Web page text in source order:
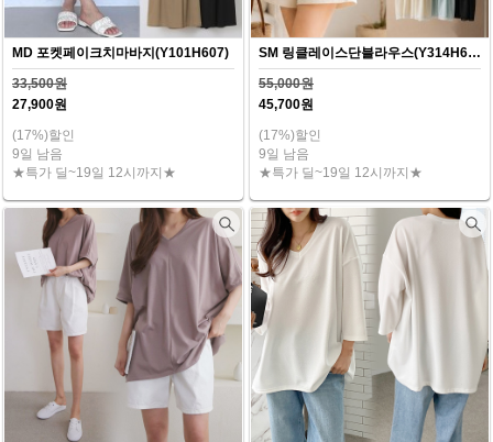
MD 포켓페이크치마바지(Y101H607)
33,500원
27,900원
(17%)할인
9일 남음
★특가 딜~19일 12시까지★
SM 링클레이스단블라우스(Y314H607)
55,000원
45,700원
(17%)할인
9일 남음
★특가 딜~19일 12시까지★